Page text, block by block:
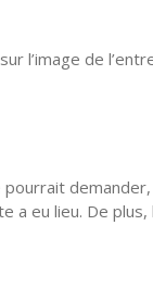
l’image de
a eu lieu. De